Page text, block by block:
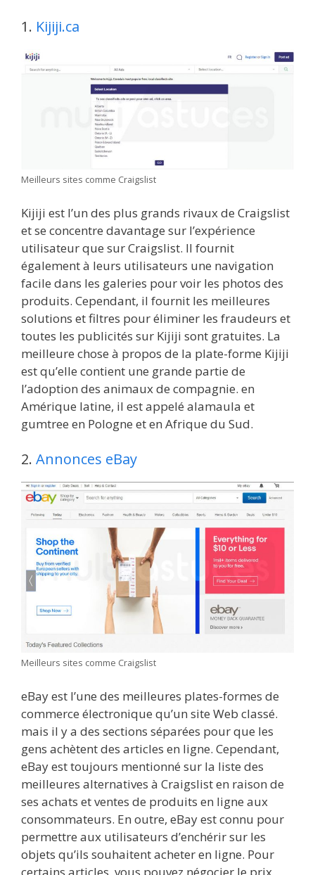
1. Kijiji.ca
Meilleurs sites comme Craigslist
Kijiji est l’un des plus grands rivaux de Craigslist
et se concentre davantage sur l’expérience
utilisateur que sur Craigslist. Il fournit
également à leurs utilisateurs une navigation
facile dans les galeries pour voir les photos des
produits. Cependant, il fournit les meilleures
solutions et filtres pour éliminer les fraudeurs et
toutes les publicités sur Kijiji sont gratuites. La
meilleure chose à propos de la plate-forme Kijiji
est qu’elle contient une grande partie de
l’adoption des animaux de compagnie. en
Amérique latine, il est appelé alamaula et
gumtree en Pologne et en Afrique du Sud.
2. Annonces eBay
Meilleurs sites comme Craigslist
eBay est l’une des meilleures plates-formes de
commerce électronique qu’un site Web classé.
mais il y a des sections séparées pour que les
gens achètent des articles en ligne. Cependant,
eBay est toujours mentionné sur la liste des
meilleures alternatives à Craigslist en raison de
ses achats et ventes de produits en ligne aux
consommateurs. En outre, eBay est connu pour
permettre aux utilisateurs d’enchérir sur les
objets qu’ils souhaitent acheter en ligne. Pour